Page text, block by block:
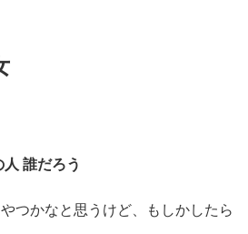
誰だろう
つかなと思うけど、もしかしたら